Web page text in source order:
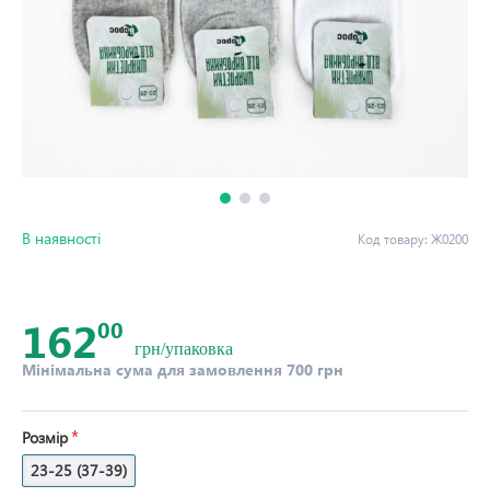
16200
грн/упаковка
Мінімальна сума для замовлення 700 грн
В наявності Код товару: Ж0200
Розмір
23-25 (37-39)